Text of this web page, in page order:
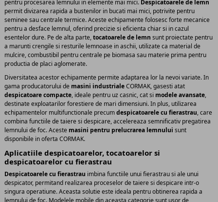
pentru procesarea lemnului in elemente mai mici. Despicatoarele de lemn
permit divizarea rapida a bustenilor in bucati mai mici, potrivite pentru
seminee sau centrale termice. Aceste echipamente folosesc forte mecanice
pentru a desface lemnul, oferind precizie si eficienta chiar si in cazul
esentelor dure. Pe de alta parte,tocatoarele de lemn sunt proiectate pentru
a marunti crengile si resturile lemnoase in aschii, utilizate ca material de
mulcire, combustibil pentru centrale pe biomasa sau materie prima pentru
productia de placi aglomerate.
Diversitatea acestor echipamente permite adaptarea lor la nevoi variate. In
gama producatorului de masini industrialeCORMAK, gasesti atat
despicatoare compacte, ideale pentru uz casnic, cat si modele avansate,
destinate exploatarilor forestiere de mari dimensiuni. In plus, utilizarea
echipamentelor multifunctionale precumdespicatoarele cu fierastrau, care
combina functiile de taiere si despicare, accelereaza semnificativ pregatirea
lemnului de foc. Aceste masini pentru prelucrarea lemnului sunt
disponibile in oferta CORMAK.
Aplicatiile despicatoarelor, tocatoarelor si
despicatoarelor cu fierastrau
Despicatoarele cu fierastrau imbina functiile unui fierastrau si ale unui
despicator, permitand realizarea proceselor de taiere si despicare intr-o
singura operatiune. Aceasta solutie este ideala pentru obtinerea rapida a
lemnului de foc. Modelele mobile din aceasta categorie sunt usor de